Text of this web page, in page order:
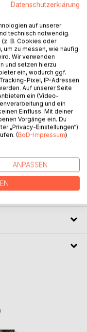
beim
zu
Gemischt mit
Datenschutzerklärung
auf unserer
technisch notwendig.
B. Cookies oder
um zu messen, wie häufig
Wir verwenden
und setzen hierzu
ein, wodurch ggf.
Pixel, IP-Adressen
Auf unserer Seite
ein (Video-
und ein
Einfluss. Mit deiner
Vorgänge ein. Du
„Privacy-Einstellungen“)
(BoD-Impressum)
ANPASSEN